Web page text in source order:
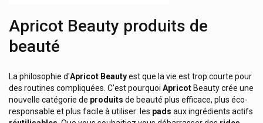
Naturopathie
Prix attractifs
Produits vétérinaires
Vitamines et alimentation
Apricot Beauty produits de
beauté
La philosophie d'Apricot Beautyest que la vie est trop courte pour
des routines compliquées. C'est pourquoi Apricot Beauty crée une
nouvelle catégorie de produits de beauté plus efficace, plus éco-
responsable et plus facile à utiliser: les pads aux ingrédients actifs
A-Lab Compléments Alimentaires
A.vogel Produits Naturels
Aboca Produits Naturels
Acm Laboratoire
Activox Arkopharma